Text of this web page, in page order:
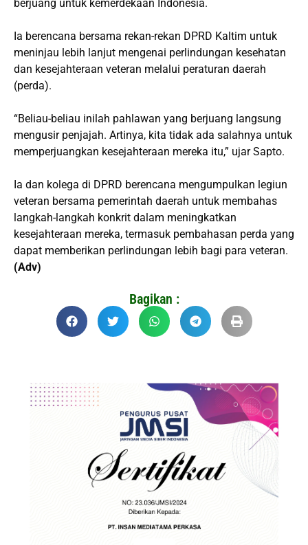
berjuang untuk kemerdekaan Indonesia.
Ia berencana bersama rekan-rekan DPRD Kaltim untuk
meninjau lebih lanjut mengenai perlindungan kesehatan
dan kesejahteraan veteran melalui peraturan daerah
(perda).
“Beliau-beliau inilah pahlawan yang berjuang langsung
mengusir penjajah. Artinya, kita tidak ada salahnya untuk
memperjuangkan kesejahteraan mereka itu,” ujar Sapto.
Ia dan kolega di DPRD berencana mengumpulkan legiun
veteran bersama pemerintah daerah untuk membahas
langkah-langkah konkrit dalam meningkatkan
kesejahteraan mereka, termasuk pembahasan perda yang
dapat memberikan perlindungan lebih bagi para veteran.
(Adv)
Bagikan :